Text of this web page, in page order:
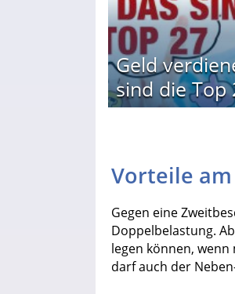
Geld
sind die Top
Vorteile
Gegen eine
Doppelbelastung.
legen können,
darf auch der